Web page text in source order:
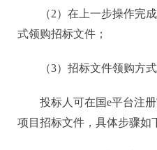
（2）在上一步操作完
式领购招标文件；
（3）招标文件领购方式
投标人可在国e平台注
项目招标文件，具体步骤如